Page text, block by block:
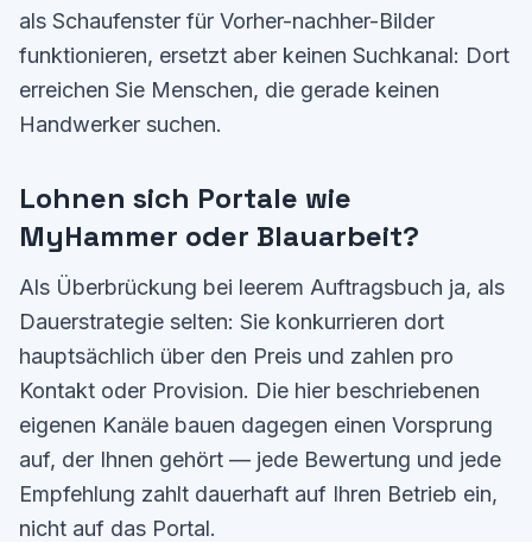
als Schaufenster für Vorher-nachher-Bilder
funktionieren, ersetzt aber keinen Suchkanal: Dort
erreichen Sie Menschen, die gerade keinen
Handwerker suchen.
Lohnen sich Portale wie
MyHammer oder Blauarbeit?
Als Überbrückung bei leerem Auftragsbuch ja, als
Dauerstrategie selten: Sie konkurrieren dort
hauptsächlich über den Preis und zahlen pro
Kontakt oder Provision. Die hier beschriebenen
eigenen Kanäle bauen dagegen einen Vorsprung
auf, der Ihnen gehört — jede Bewertung und jede
Empfehlung zahlt dauerhaft auf Ihren Betrieb ein,
nicht auf das Portal.